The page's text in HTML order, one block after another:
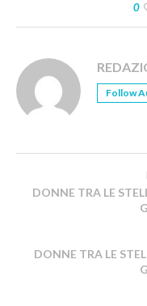
0
Follow
DONNE TRA LE
DONNE TRA LE